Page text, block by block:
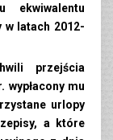
ekwiwalentu
w latach 2012-
przejścia
wypłacony mu
urlopy
a które